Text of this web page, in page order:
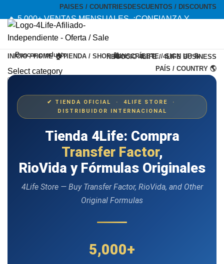
PAISES / COUNTRIES DESCUENTOS / DISCOUNTS
🔥 5,000+ VENTAS MENSUALES. ¡CONFIANZA Y
CALIDAD! --- 🔥 5,000+ MONTHLY SALES. TRUST AND
QUALITY!
NEGOCIO 4LIFE / 4LIFE BUSINESS
TIENDA OFICIAL / OFFICIAL STORE 🔒
Select category
Menu
INICIO / HOME 🏠TIENDA / SHOP 🛍️INSCRÍBETE / SIGN UP 📝
PAÍS / COUNTRY 🌎
✔ TIENDA OFICIAL · 4LIFE STORE ·
DISTRIBUIDOR INTERNACIONAL
Tienda 4Life: Compra
Transfer Factor,
RioVida y Fórmulas Originales
4Life Store — Buy Transfer Factor, RioVida, and Other
Original Formulas
5,000+